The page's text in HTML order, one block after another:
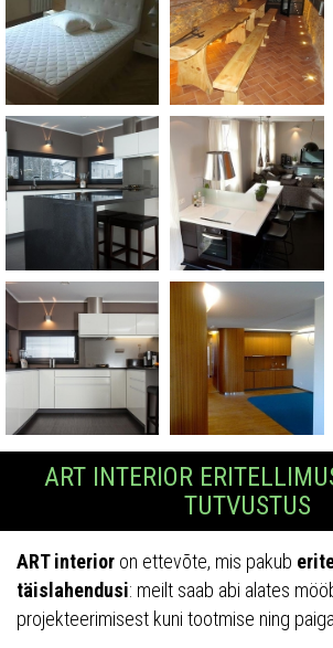
ART INTERIOR
TUTVUSTUS
ART interior on ettevõte, mis pakub
täislahendusi: meilt saab abi alates
projekteerimisest kuni tootmise ning